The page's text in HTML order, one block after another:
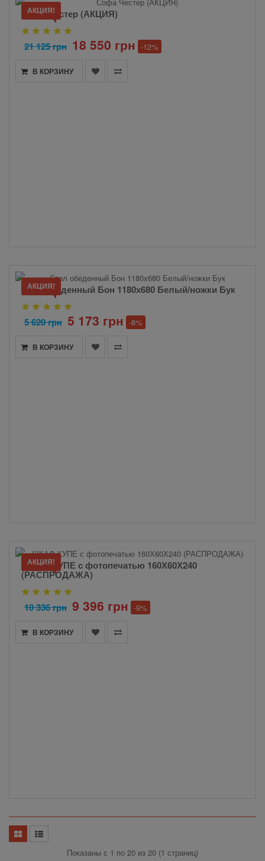
АКЦИЯ!
Софа Честер (АКЦИЯ)
21 125 грн 18 550 грн -12%
В КОРЗИНУ
АКЦИЯ!
Стол обеденный Бон 1180х680 Белый/ножки Бук
5 620 грн 5 173 грн -8%
В КОРЗИНУ
АКЦИЯ!
ШКАФ-КУПЕ с фотопечатью 160Х60Х240
(РАСПРОДАЖА)
10 336 грн 9 396 грн -9%
В КОРЗИНУ
Показаны с 1 по 20 из 20 (1 страниц)